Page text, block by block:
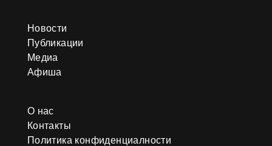
Новости
Публикации
Медиа
Афиша
О нас
Контакты
Политика конфиденциалности